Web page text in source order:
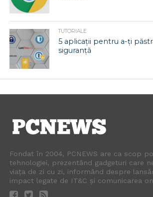
TUTORIALE
5 aplicații pentru a-ți
siguranță
Fondat în 2004, PCNEWS are ca scop
tehnologiei, prezentând gadgeturi care
viața de zi cu zi, informând despre
impact legate de IT&C și comunicarea